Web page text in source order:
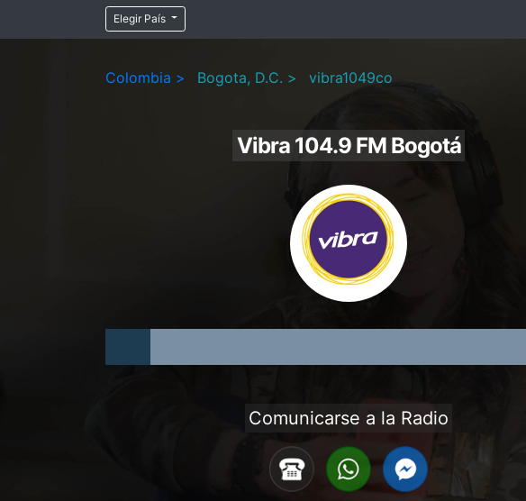
Elegir País
Colombia > Bogota, D.C. > vibra1049co
Vibra 104.9 FM Bogotá
Player
Comunicarse a la Radio